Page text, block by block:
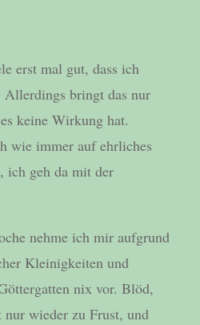
erst mal gut, dass ich
bringt das nur
keine Wirkung hat.
wie immer auf ehrliches
ich geh da mit der
nehme ich mir aufgrund
Kleinigkeiten und
nix vor. Blöd,
nur wieder zu Frust, und